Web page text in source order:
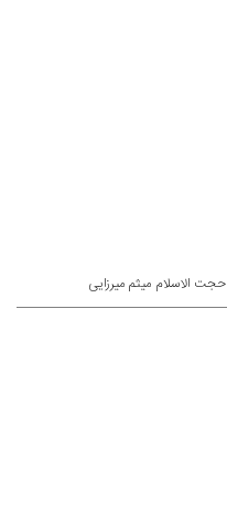
حجت الاسلام میثم میرزایی